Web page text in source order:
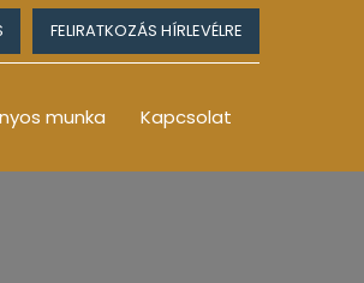
FELIRATKOZÁS HÍRLEVÉLRE
munka Kapcsolat